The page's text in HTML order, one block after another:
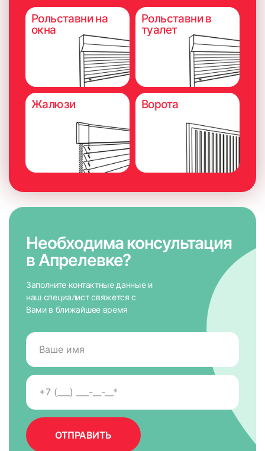
Рольставни на
окна
Рольставни в
туалет
Жалюзи Ворота
Необходима консультация
в Апрелевке?
Заполните контактные данные и
наш специалист свяжется с
Вами в ближайшее время